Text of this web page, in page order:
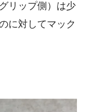
リップ側）は少
に対してマック